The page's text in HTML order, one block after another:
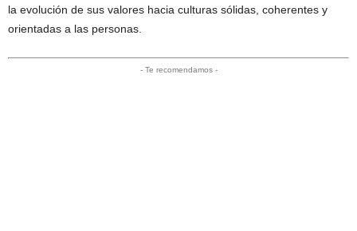
la evolución de sus valores hacia culturas sólidas, coherentes y
orientadas a las personas.
- Te recomendamos -